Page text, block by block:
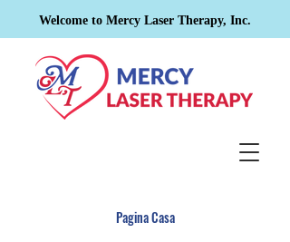
Welcome to Mercy Laser Therapy, Inc.
Pagina Casa